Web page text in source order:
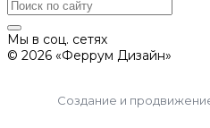
Мы в соц. сетях
© 2026 «Феррум Дизайн»
Создание и